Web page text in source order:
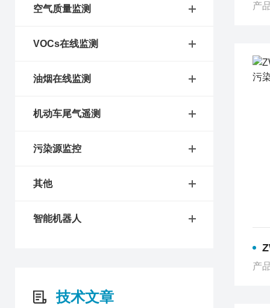
空气质量监测
VOCs在线监测
油烟在线监测
机动车尾气遥测
污染源监控
其他
智能机器人
技术文章
产
产